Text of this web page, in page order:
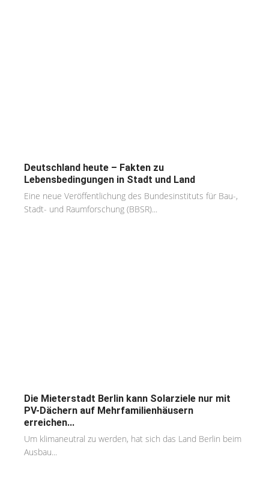
Deutschland heute – Fakten zu
Lebensbedingungen in Stadt und Land
Eine neue Veröffentlichung des Bundesinstituts für Bau-,
Stadt- und Raumforschung (BBSR)...
Die Mieterstadt Berlin kann Solarziele nur mit
PV-Dächern auf Mehrfamilienhäusern
erreichen...
Um klimaneutral zu werden, hat sich das Land Berlin beim
Ausbau...